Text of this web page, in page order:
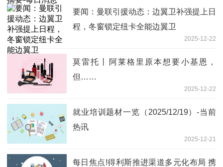
要闻：曼联引援动态：边翼卫补强提上日
程，冬窗锁定纽卡全能边翼卫
2025-12-22
莫雷托丨阿莱格里原本想要小基恩，
但……
2025-12-22
就业培训题材一览（2025/12/19）-当前
热讯
2025-12-21
每日焦点!得利斯推进渠道多元化布局 携